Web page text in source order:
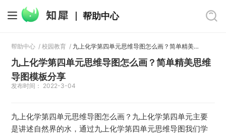
帮助中心
帮助中心 /校园教育 / 九上化学第四单元思维导图怎么画？简单精美思维导图模板分享
九上化学第四单元思维导图怎么画？简单精美思维
导图模板分享
发布时间： 2022-3-04
九上化学第四单元思维导图怎么画？九上化学第四单元主要
是讲述自然界的水，通过九上化学第四单元思维导图我们学